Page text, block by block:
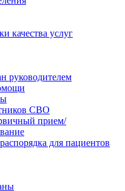
качества услуг
руководителем
СВО
прием/
для пациентов